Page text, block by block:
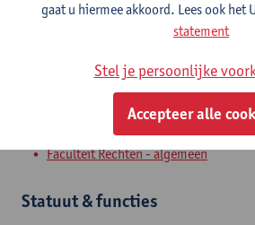
Venusstraat 23
Faculteit Rechten - algemeen
Statuut & functies
gaat u hiermee akkoord. Lees ook het
statement
Stel je persoonlijke
Accepteer alle